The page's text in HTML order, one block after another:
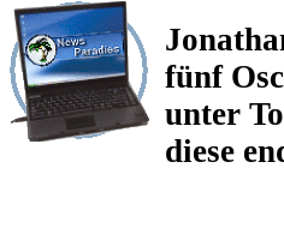
fünf
unter
diese